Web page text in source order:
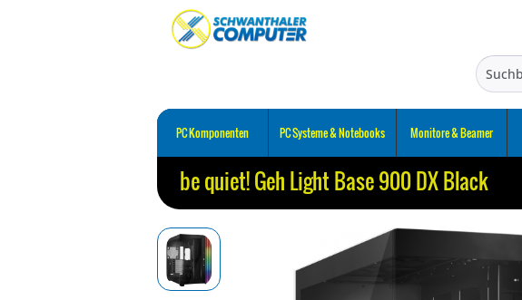
PC Komponenten PC Systeme & Notebooks Monitore & Beamer
be quiet! Geh Light Base 900 DX Black